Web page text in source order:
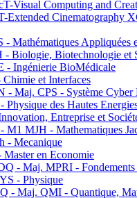
Visual Computing and
Extended Cinematography
Mathématiques Appliquées
Biologie, Biotechnologie et
Ingénierie BioMédicale
et Interfaces
- Maj. CPS - Système Cyber
des Hautes
Entreprise et
MJH - Mathematiques
- Mecanique
en Economie
- Maj. MPRI - Fondements
- Physique
- Maj. QMI - Quantique,